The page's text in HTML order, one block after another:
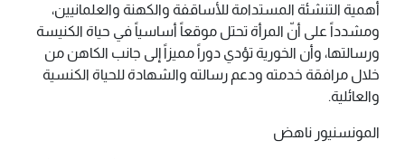
أهمية التنشئة المستدامة للأساقفة والكهنة والعلمانيين،
ومشدداً على أنّ المرأة تحتل موقعاً أساسياً في حياة الكنيسة
ورسالتها، وأن الخورية تؤدي دوراً مميزاً إلى جانب الكاهن من
خلال مرافقة خدمته ودعم رسالته والشهادة للحياة الكنسية
والعائلية.
المونسنيور ناهض